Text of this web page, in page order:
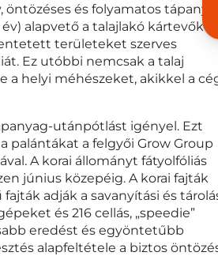
és folyamatos
alapvető a talajlakó kártevők és
területeket szerves
Ez utóbbi nemcsak a talaj
a helyi méhészeket, akikkel a
utánpótlást igényel. Ezt
a felgyői Grow Group
A korai állományt fátyolfóliás
június közepéig. A korai fajták
adják a savanyítási és
és 216 cellás, „speedie”
eredést és egyöntetűbb
alapfeltétele a biztos